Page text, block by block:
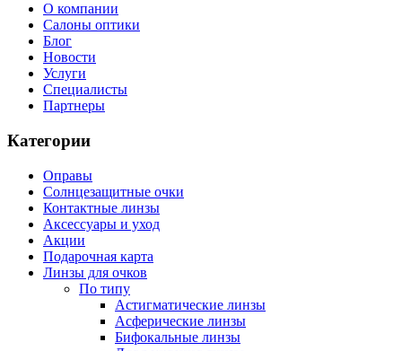
О компании
Салоны оптики
Блог
Новости
Услуги
Специалисты
Партнеры
Категории
Оправы
Солнцезащитные очки
Контактные линзы
Аксессуары и уход
Акции
Подарочная карта
Линзы для очков
По типу
Астигматические линзы
Асферические линзы
Бифокальные линзы